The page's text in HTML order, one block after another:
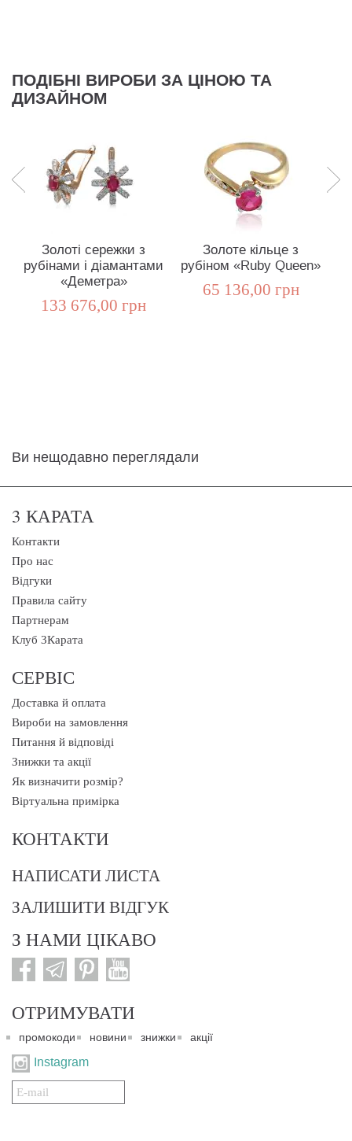
ПОДІБНІ ВИРОБИ ЗА ЦІНОЮ ТА
ДИЗАЙНОМ
Золоті сережки з
рубінами і діамантами
«Деметра»
133 676,00 грн
Золоте кільце з
рубіном «Ruby Queen»
65 136,00 грн
Ви нещодавно переглядали
3 КАРАТА
Контакти
Про нас
Відгуки
Правила сайту
Партнерам
Клуб 3Карата
СЕРВІС
Доставка й оплата
Вироби на замовлення
Питання й відповіді
Знижки та акції
Як визначити розмір?
Віртуальна примірка
КОНТАКТИ
НАПИСАТИ ЛИСТА
ЗАЛИШИТИ ВІДГУК
З НАМИ ЦІКАВО
ОТРИМУВАТИ
промокоди новини знижки акції
Instagram
Подписаться
на